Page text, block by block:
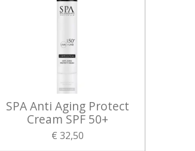
SPA Anti Aging Protect
Cream SPF 50+
€ 32,50